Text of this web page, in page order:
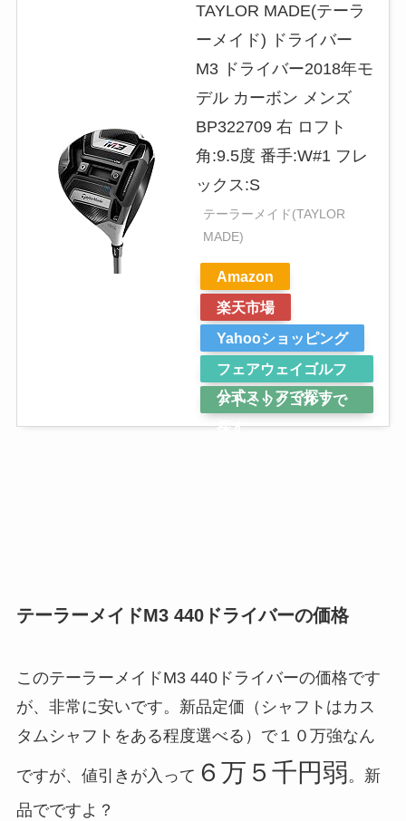
TAYLOR MADE(テーラ
ーメイド) ドライバー
M3 ドライバー2018年モ
デル カーボン メンズ
BP322709 右 ロフト
角:9.5度 番手:W#1 フレ
ックス:S
テーラーメイド(TAYLOR
MADE)
Amazon
楽天市場
Yahooショッピング
フェアウェイゴルフ
公式ストアで探す
アトミックゴルフで
探す
テーラーメイドM3 440ドライバーの価格
このテーラーメイドM3 440ドライバーの価格です
が、非常に安いです。新品定価（シャフトはカス
タムシャフトをある程度選べる）で１０万強なん
ですが、値引きが入って ６万５千円弱。 新
品でですよ？